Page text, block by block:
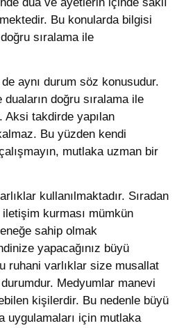
Bu konularda bilgisi
sıralama ile
aynı durum söz konusudur.
doğru sıralama ile
Aksi takdirde yapılan
Bu yüzden kendi
mutlaka uzman bir
kullanılmaktadır. Sıradan
kurması mümkün
sahip olmak
yapacağınız büyü
ruhani varlıklar size musallat
Medyumlar manevi
kişilerdir. Bu nedenle büyü
uygulamaları için mutlaka